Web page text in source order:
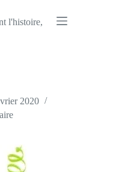
l'histoire,
2020